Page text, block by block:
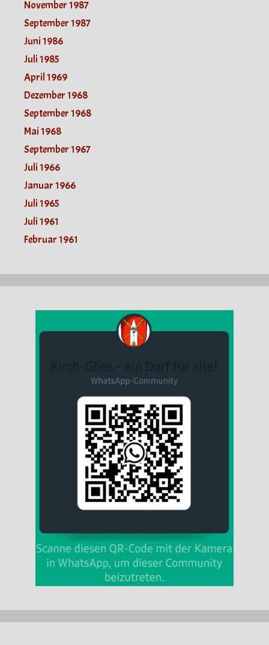
November 1987
September 1987
Juni 1986
Juli 1985
April 1969
Dezember 1968
September 1968
Mai 1968
September 1967
Juli 1966
Januar 1966
Juli 1965
Juli 1961
Februar 1961